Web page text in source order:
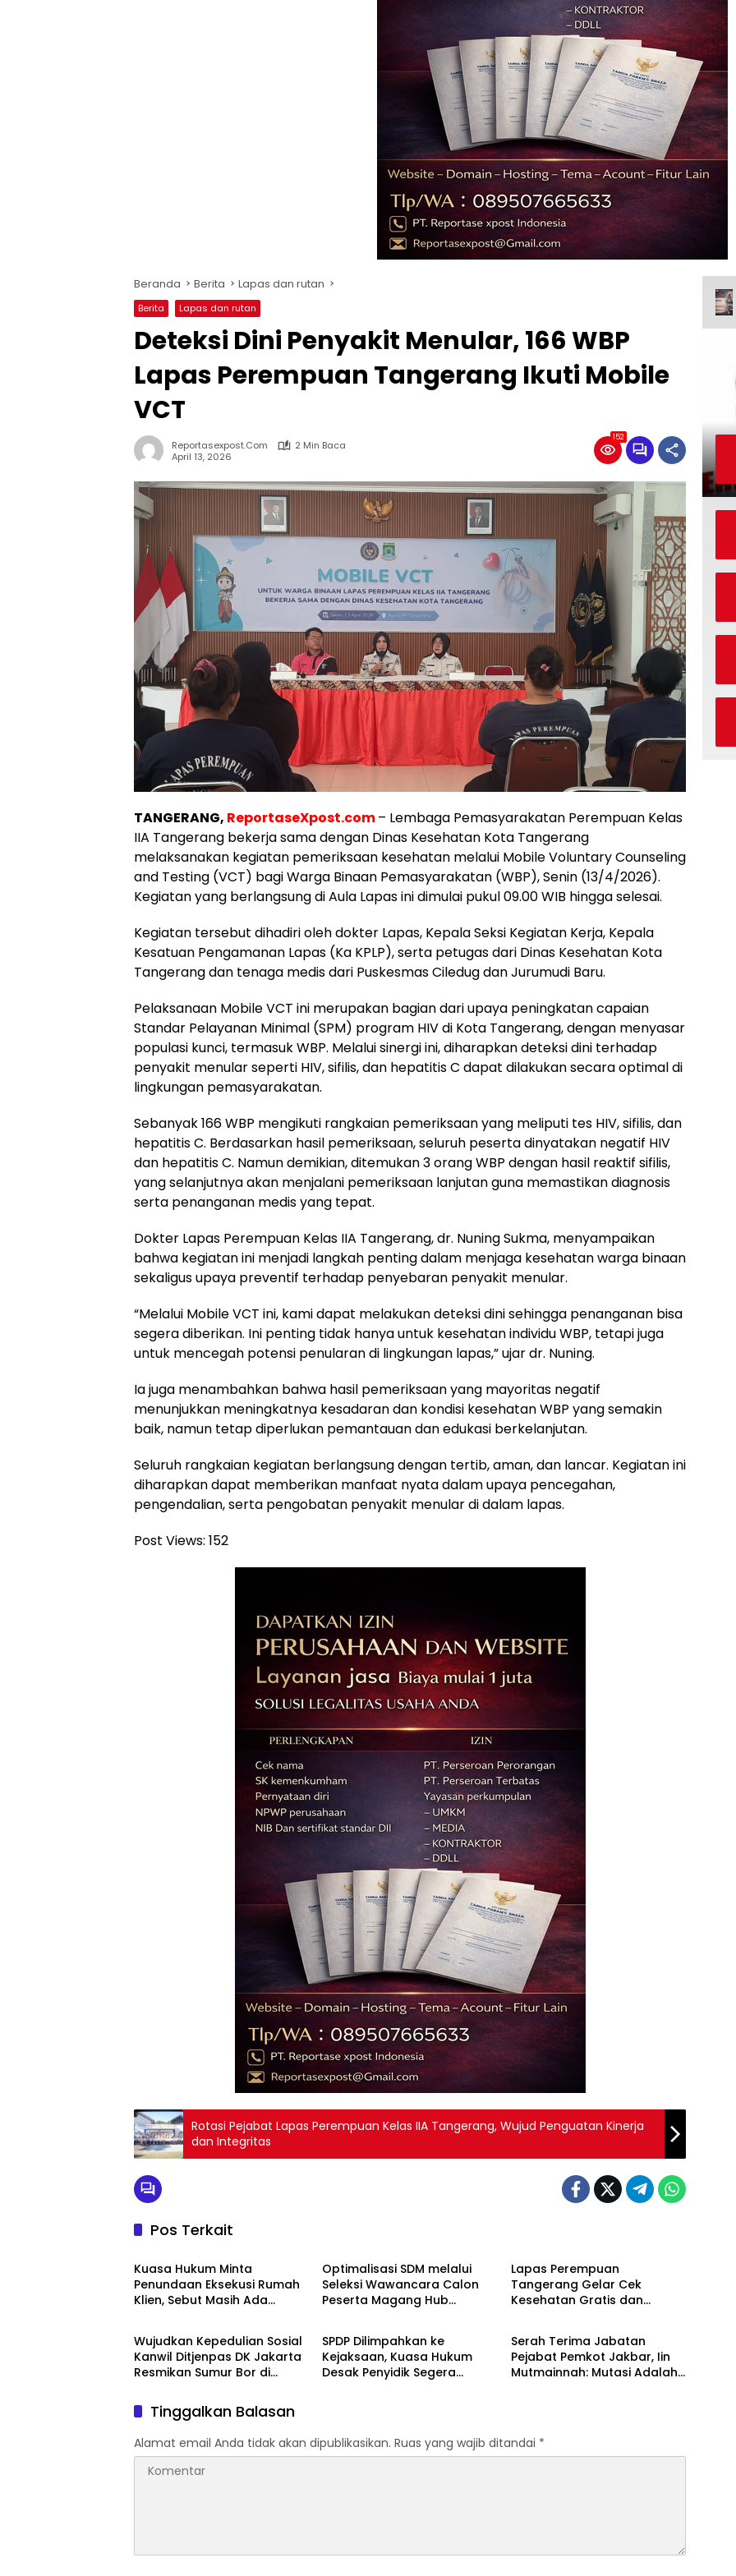
Beranda Berita Lapas dan rutan
Berita Lapas dan rutan
Deteksi Dini Penyakit Menular, 166 WBP
Lapas Perempuan Tangerang Ikuti Mobile
VCT
Reportasexpost.com
2 Min Baca
April 13, 2026
152
TANGERANG, ReportaseXpost.com– Lembaga Pemasyarakatan Perempuan Kelas
IIA Tangerang bekerja sama dengan Dinas Kesehatan Kota Tangerang
melaksanakan kegiatan pemeriksaan kesehatan melalui Mobile Voluntary Counseling
and Testing (VCT) bagi Warga Binaan Pemasyarakatan (WBP), Senin (13/4/2026).
Kegiatan yang berlangsung di Aula Lapas ini dimulai pukul 09.00 WIB hingga selesai.
Kegiatan tersebut dihadiri oleh dokter Lapas, Kepala Seksi Kegiatan Kerja, Kepala
Kesatuan Pengamanan Lapas (Ka KPLP), serta petugas dari Dinas Kesehatan Kota
Tangerang dan tenaga medis dari Puskesmas Ciledug dan Jurumudi Baru.
Pelaksanaan Mobile VCT ini merupakan bagian dari upaya peningkatan capaian
Standar Pelayanan Minimal (SPM) program HIV di Kota Tangerang, dengan menyasar
populasi kunci, termasuk WBP. Melalui sinergi ini, diharapkan deteksi dini terhadap
penyakit menular seperti HIV, sifilis, dan hepatitis C dapat dilakukan secara optimal di
lingkungan pemasyarakatan.
Sebanyak 166 WBP mengikuti rangkaian pemeriksaan yang meliputi tes HIV, sifilis, dan
hepatitis C. Berdasarkan hasil pemeriksaan, seluruh peserta dinyatakan negatif HIV
dan hepatitis C. Namun demikian, ditemukan 3 orang WBP dengan hasil reaktif sifilis,
yang selanjutnya akan menjalani pemeriksaan lanjutan guna memastikan diagnosis
serta penanganan medis yang tepat.
Dokter Lapas Perempuan Kelas IIA Tangerang, dr. Nuning Sukma, menyampaikan
bahwa kegiatan ini menjadi langkah penting dalam menjaga kesehatan warga binaan
sekaligus upaya preventif terhadap penyebaran penyakit menular.
“Melalui Mobile VCT ini, kami dapat melakukan deteksi dini sehingga penanganan bisa
segera diberikan. Ini penting tidak hanya untuk kesehatan individu WBP, tetapi juga
untuk mencegah potensi penularan di lingkungan lapas,” ujar dr. Nuning.
Ia juga menambahkan bahwa hasil pemeriksaan yang mayoritas negatif
menunjukkan meningkatnya kesadaran dan kondisi kesehatan WBP yang semakin
baik, namun tetap diperlukan pemantauan dan edukasi berkelanjutan.
Seluruh rangkaian kegiatan berlangsung dengan tertib, aman, dan lancar. Kegiatan ini
diharapkan dapat memberikan manfaat nyata dalam upaya pencegahan,
pengendalian, serta pengobatan penyakit menular di dalam lapas.
Post Views: 152
Rotasi Pejabat Lapas Perempuan Kelas IIA Tangerang, Wujud Penguatan Kinerja
dan Integritas
Pos Terkait
Berita
Kuasa Hukum Minta
Penundaan Eksekusi Rumah
Klien, Sebut Masih Ada
Optimalisasi SDM melalui
Seleksi Wawancara Calon
Peserta Magang Hub
Lapas Perempuan
Tangerang Gelar Cek
Kesehatan Gratis dan
Warga Binaan
Berita
Wujudkan Kepedulian Sosial
Kanwil Ditjenpas DK Jakarta
Resmikan Sumur Bor di
Berita
SPDP Dilimpahkan ke
Kejaksaan, Kuasa Hukum
Desak Penyidik Segera
Berita
Serah Terima Jabatan
Pejabat Pemkot Jakbar, Iin
Mutmainnah: Mutasi Adalah
Tinggalkan Balasan
Alamat email Anda tidak akan dipublikasikan. Ruas yang wajib ditandai *